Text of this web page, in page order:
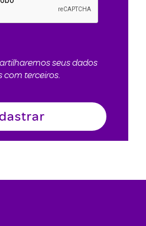
seus dados
com terceiros.